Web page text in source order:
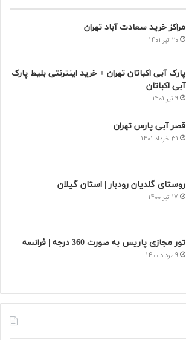
مراکز خرید سعادت‌ آباد تهران
20 تیر 1401
پارک آبی اکباتان تهران + خرید اینترنتی بلیط پارک
آبی اکباتان
9 تیر 1401
قصر آبی پارس تهران
31 خرداد 1401
روستای گلدیان رودبار | استان گیلان
17 تیر 1400
تور مجازی پاریس به صورت 360 درجه | فرانسه
9 مرداد 1400